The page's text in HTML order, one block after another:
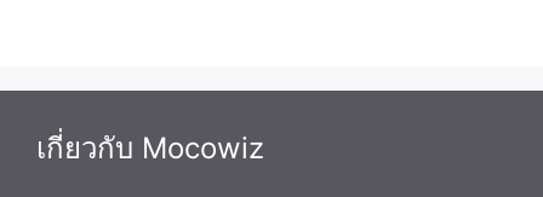
เกี่ยวกับ Mocowiz